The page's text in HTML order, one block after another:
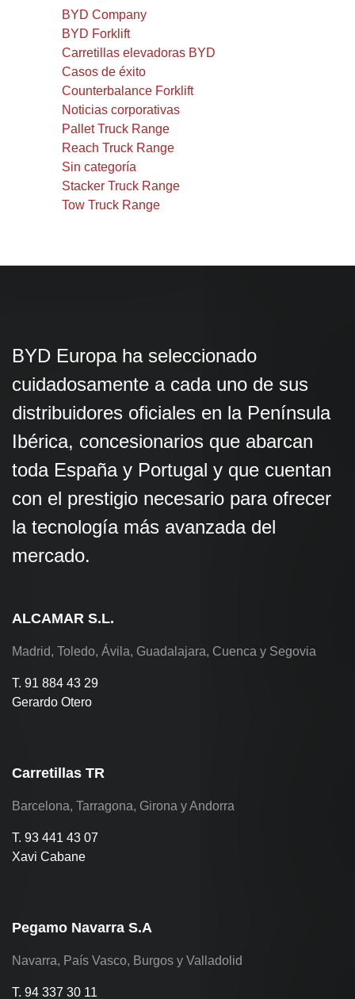
BYD Company
BYD Forklift
Carretillas elevadoras BYD
Casos de éxito
Counterbalance Forklift
Noticias corporativas
Pallet Truck Range
Reach Truck Range
Sin categoría
Stacker Truck Range
Tow Truck Range
BYD Europa ha seleccionado
cuidadosamente a cada uno de sus
distribuidores oficiales en la Península
Ibérica, concesionarios que abarcan
toda España y Portugal y que cuentan
con el prestigio necesario para ofrecer
la tecnología más avanzada del
mercado.
ALCAMAR S.L.
Madrid, Toledo, Ávila, Guadalajara, Cuenca y Segovia
T. 91 884 43 29
Gerardo Otero
Carretillas TR
Barcelona, Tarragona, Girona y Andorra
T. 93 441 43 07
Xavi Cabane
Pegamo Navarra S.A
Navarra, País Vasco, Burgos y Valladolid
T. 94 337 30 11